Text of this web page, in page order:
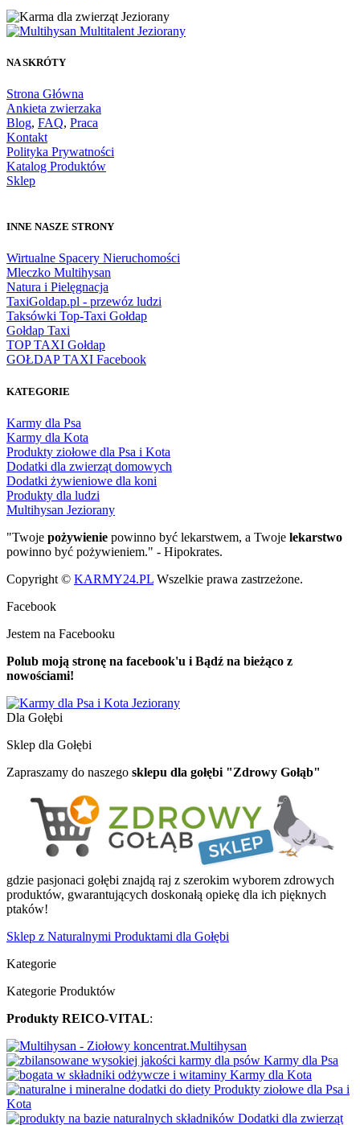
NA SKRÓTY
Strona Główna
Ankieta zwierzaka
Blog, FAQ, Praca
Kontakt
Polityka Prywatności
Katalog Produktów
Sklep
INNE NASZE STRONY
Wirtualne Spacery Nieruchomości
Mleczko Multihysan
Natura i Pielęgnacja
TaxiGoldap.pl - przewóz ludzi
Taksówki Top-Taxi Gołdap
Gołdap Taxi
TOP TAXI Gołdap
GOŁDAP TAXI Facebook
KATEGORIE
Karmy dla Psa
Karmy dla Kota
Produkty ziołowe dla Psa i Kota
Dodatki dla zwierząt domowych
Dodatki żywieniowe dla koni
Produkty dla ludzi
Multihysan Jeziorany
"Twoje pożywienie powinno być lekarstwem, a Twoje lekarstwo
powinno być pożywieniem." - Hipokrates.
Copyright © KARMY24.PL Wszelkie prawa zastrzeżone.
Facebook
Jestem na Facebooku
Polub moją stronę na facebook'u i Bądź na bieżąco z
nowościami!
Dla Gołębi
Sklep dla Gołębi
Zapraszamy do naszego sklepu dla gołębi "Zdrowy Gołąb"
gdzie pasjonaci gołębi znajdą raj z szerokim wyborem zdrowych
produktów, gwarantujących doskonałą opiekę dla ich pięknych
ptaków!
Sklep z Naturalnymi Produktami dla Gołębi
Kategorie
Kategorie Produktów
Produkty REICO-VITAL:
Multihysan
Karmy dla Psa
Karmy dla Kota
Produkty ziołowe dla Psa i
Kota
Dodatki dla zwierząt